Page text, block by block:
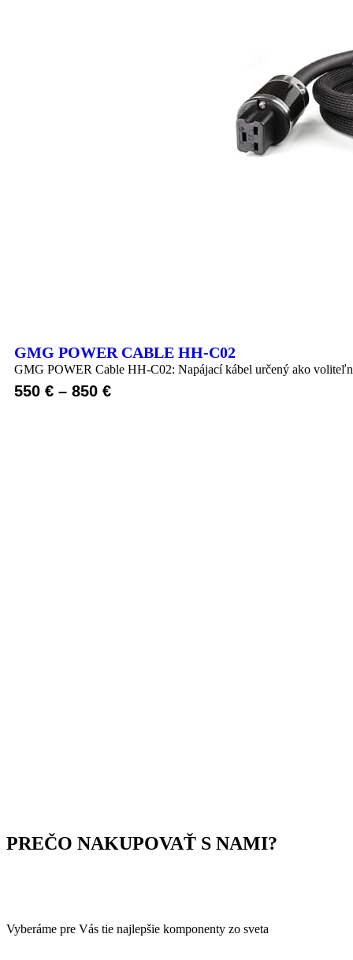
GMG POWER CABLE HH-C02
GMG POWER Cable HH-C02: Napájací kábel určený ako
550 € – 850 €
PREČO NAKUPOVAŤ S NAMI?
Vyberáme pre Vás tie najlepšie komponenty zo sveta